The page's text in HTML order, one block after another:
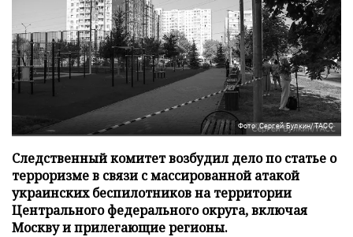
Фото: Сергей Булкин/ТАСС
Следственный комитет возбудил дело по статье о
терроризме в связи с массированной атакой
украинских беспилотников на территории
Центрального федерального округа, включая
Москву и прилегающие регионы.